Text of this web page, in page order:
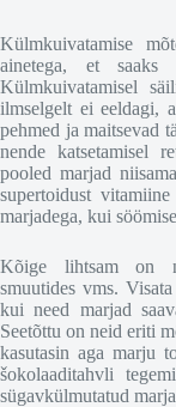
Külmkuivatamise
ainetega, et
Külmkuivatamisel
ilmselgelt ei eeldagi,
pehmed ja maitsevad
nende katsetamisel
pooled marjad
supertoidust
marjadega, kui
Kõige lihtsam on
smuutides vms.
kui need marjad
Seetõttu on neid eriti
kasutasin aga marju
šokolaaditahvli
sügavkülmutatud